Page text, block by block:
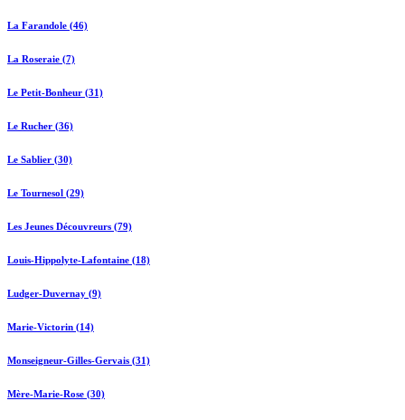
La Farandole (46)
La Roseraie (7)
Le Petit-Bonheur (31)
Le Rucher (36)
Le Sablier (30)
Le Tournesol (29)
Les Jeunes Découvreurs (79)
Louis-Hippolyte-Lafontaine (18)
Ludger-Duvernay (9)
Marie-Victorin (14)
Monseigneur-Gilles-Gervais (31)
Mère-Marie-Rose (30)